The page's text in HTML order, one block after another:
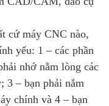
cứ máy CNC nào,
yếu: 1 – các phần
nhớ nằm lòng các
3 – bạn phải nắm
chính và 4 – bạn